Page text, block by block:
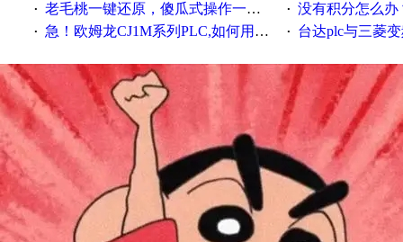
· 老毛桃一键还原，傻瓜式操作一键轻松备份还原；程序为向导式安装，一键即可实现自动备份或还原系统。 · 没有积分怎么办
· 急！欧姆龙CJ1M系列PLC,如何用时间控制变频器。要求时间在组态王中可以自由输入！拜托各位大神了！ · 台达plc与三菱